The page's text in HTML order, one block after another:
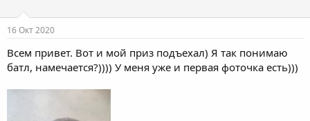
16 Окт 2020
Всем привет. Вот и мой приз подъехал) Я так понимаю
батл, намечается?)))) У меня уже и первая фоточка есть)))